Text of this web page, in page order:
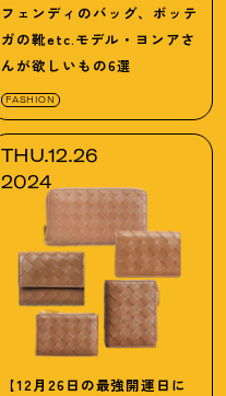
フェンディのバッグ、ボッテ
ガの靴etc.モデル・ヨンアさ
んが欲しいもの6選
FASHION
THU.12.26
2024
【12月26日の最強開運日に